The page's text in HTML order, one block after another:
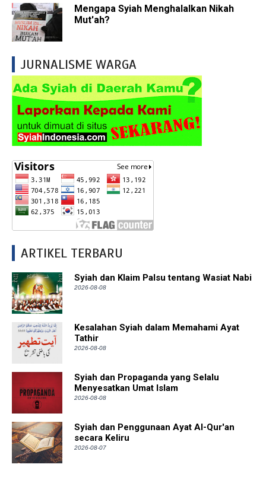
Mengapa Syiah Menghalalkan Nikah
Mut'ah?
JURNALISME WARGA
ARTIKEL TERBARU
Syiah dan Klaim Palsu tentang Wasiat Nabi
2026-08-08
Kesalahan Syiah dalam Memahami Ayat
Tathir
2026-08-08
Syiah dan Propaganda yang Selalu
Menyesatkan Umat Islam
2026-08-08
Syiah dan Penggunaan Ayat Al-Qur'an
secara Keliru
2026-08-07